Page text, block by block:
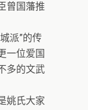
曾国藩推
派”的传
一位爱国
多的文武
姚氏大家